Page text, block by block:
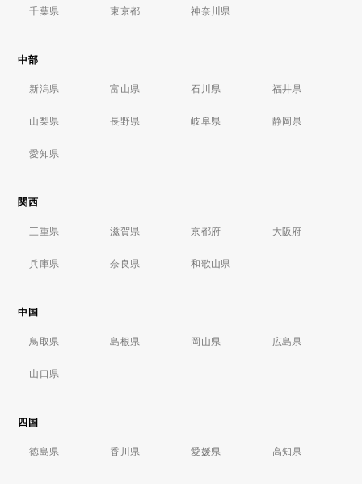
千葉県 東京都 神奈川県
中部
新潟県 富山県 石川県 福井県
山梨県 長野県 岐阜県 静岡県
愛知県
関西
三重県 滋賀県 京都府 大阪府
兵庫県 奈良県 和歌山県
中国
鳥取県 島根県 岡山県 広島県
山口県
四国
徳島県 香川県 愛媛県 高知県